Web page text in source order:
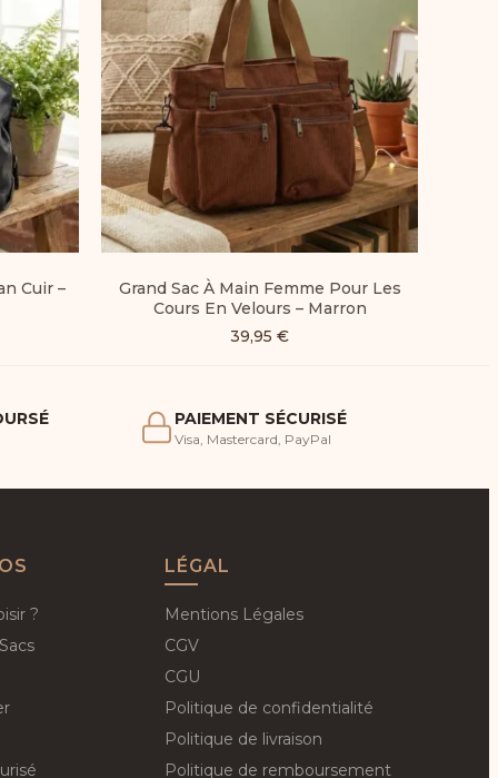
Cuir –
Grand Sac À Main Femme Pour Les
Cours En Velours – Marron
39,95 €
PAIEMENT SÉCURISÉ
Visa, Mastercard, PayPal
?
LÉGAL
Mentions Légales
CGV
CGU
Politique de confidentialité
Politique de livraison
Politique de remboursement